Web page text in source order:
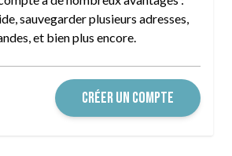
sauvegarder plusieurs adresses,
et bien plus encore.
CRÉER UN COMPTE